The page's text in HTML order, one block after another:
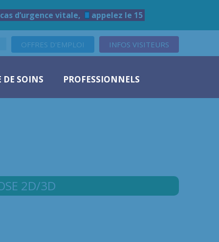
d’urgence vitale, appelez le 15
INFOS VISITEURS
OFFRES D'EMPLOI
DE SOINS PROFESSIONNELS
2D/3D